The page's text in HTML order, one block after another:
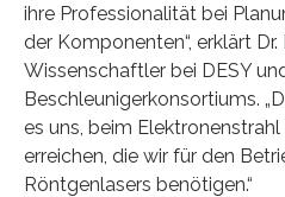
ihre Professionalität bei
der Komponenten“, erklärt
Wissenschaftler bei DESY
Beschleunigerkonsortiums.
es uns, beim
erreichen, die wir für den
Röntgenlasers benötigen.“